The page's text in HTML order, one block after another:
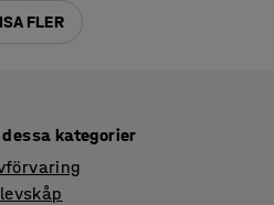
FLER
kategorier